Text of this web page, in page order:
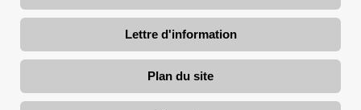
Lettre d'information
Plan du site